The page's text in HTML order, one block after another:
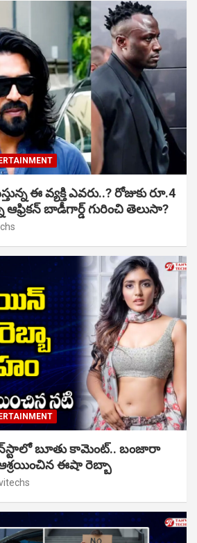
ఈ వ్యక్తి ఎవరు..? రోజుకు రూ.4
ఆఫ్రికన్ బాడీగార్డ్ గురించి తెలుసా?
ఇన్‌స్టాలో బూతు కామెంట్.. బంజారా
ఈషా రెబ్బా